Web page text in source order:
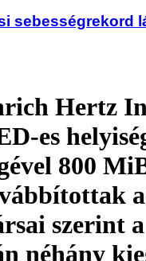
sebességrekord
Hertz
es
800
szerint
néhány